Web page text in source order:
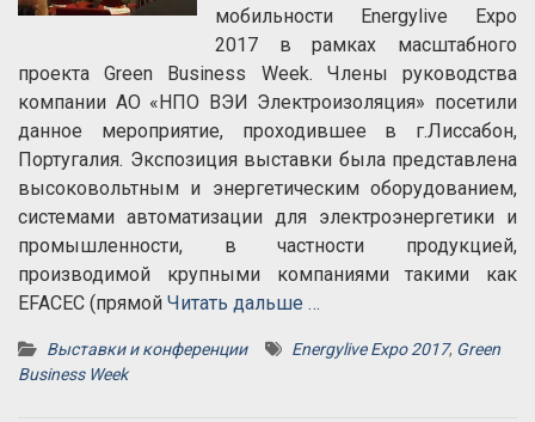
мобильности Energylive Expo
2017 в рамках масштабного
проекта Green Business Week. Члены руководства
компании АО «НПО ВЭИ Электроизоляция» посетили
данное мероприятие, проходившее в г.Лиссабон,
Португалия. Экспозиция выставки была представлена
высоковольтным и энергетическим оборудованием,
системами автоматизации для электроэнергетики и
промышленности, в частности продукцией,
производимой крупными компаниями такими как
EFAСEC (прямой Читать дальше …
Выставки и конференции Energylive Expo 2017, Green
Business Week